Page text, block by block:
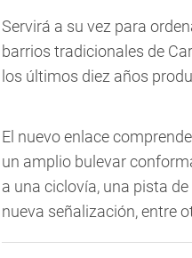
Servirá a su vez para
barrios tradicionales de
los últimos diez años
El nuevo enlace
un amplio bulevar
a una ciclovía, una pista
nueva señalización, entre